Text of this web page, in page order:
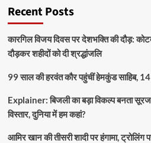
Recent Posts
कारगिल विजय दिवस पर देशभक्ति की दौड़:
दौड़कर शहीदों को दी श्रद्धांजलि
99 साल की हरवंत कौर पहुंचीं हेमकुंड साहिब,
Explainer: बिजली का बड़ा विकल्प बनता
विस्तार, दुनिया में हम कहां?
आमिर खान की तीसरी शादी पर हंगामा, ट्रोलिंग